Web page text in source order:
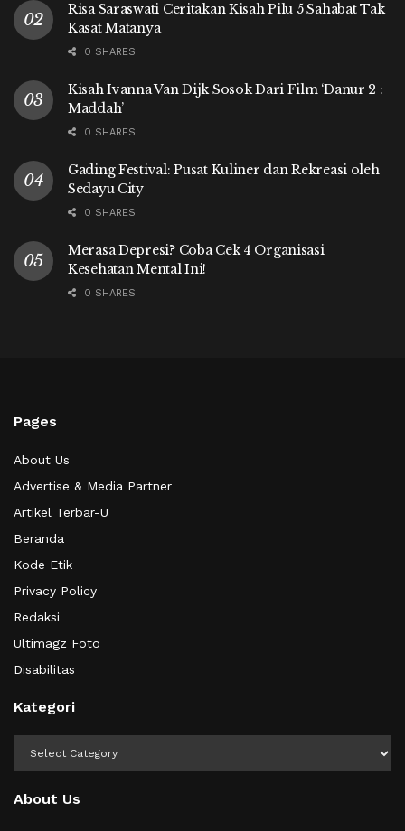
Risa Saraswati Ceritakan Kisah Pilu 5 Sahabat Tak
Kasat Matanya
0 SHARES
Kisah Ivanna Van Dijk Sosok Dari Film ‘Danur 2 :
Maddah’
0 SHARES
Gading Festival: Pusat Kuliner dan Rekreasi oleh
Sedayu City
0 SHARES
Merasa Depresi? Coba Cek 4 Organisasi
Kesehatan Mental Ini!
0 SHARES
Pages
About Us
Advertise & Media Partner
Artikel Terbar-U
Beranda
Kode Etik
Privacy Policy
Redaksi
Ultimagz Foto
Disabilitas
Kategori
About Us